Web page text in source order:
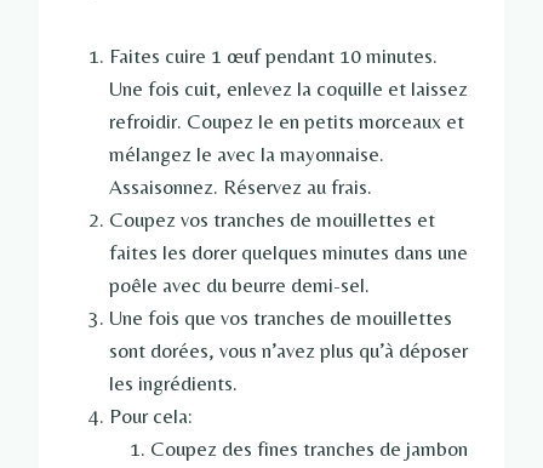
Faites cuire 1 œuf pendant 10 minutes.
Une fois cuit, enlevez la coquille et laissez
refroidir. Coupez le en petits morceaux et
mélangez le avec la mayonnaise.
Assaisonnez. Réservez au frais.
Coupez vos tranches de mouillettes et
faites les dorer quelques minutes dans une
poêle avec du beurre demi-sel.
Une fois que vos tranches de mouillettes
sont dorées, vous n’avez plus qu’à déposer
les ingrédients.
Pour cela:
Coupez des fines tranches de jambon